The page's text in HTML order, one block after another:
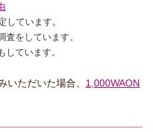
ています。
をしています。
ています。
いただいた場合、 1,000WAON